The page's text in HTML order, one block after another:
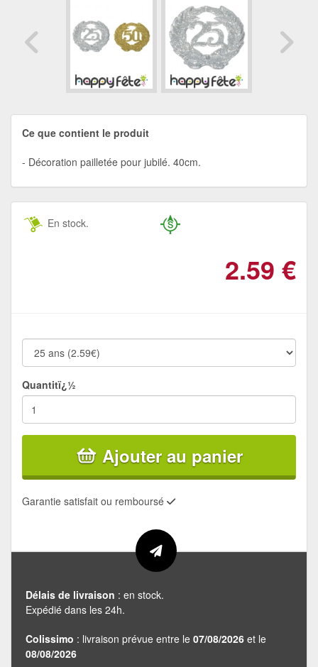
Ce que contient le produit
Décoration pailletée pour jubilé. 40cm.
En stock.
2.59 €
Quantitï¿½
Ajouter au panier
Garantie satisfait ou remboursé
Délais de livraison : en stock.
Expédié dans les 24h.
Colissimo : livraison prévue entre le 07/08/2026 et le
08/08/2026